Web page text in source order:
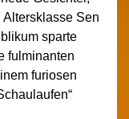
Sen
sparte
fulminanten
furiosen